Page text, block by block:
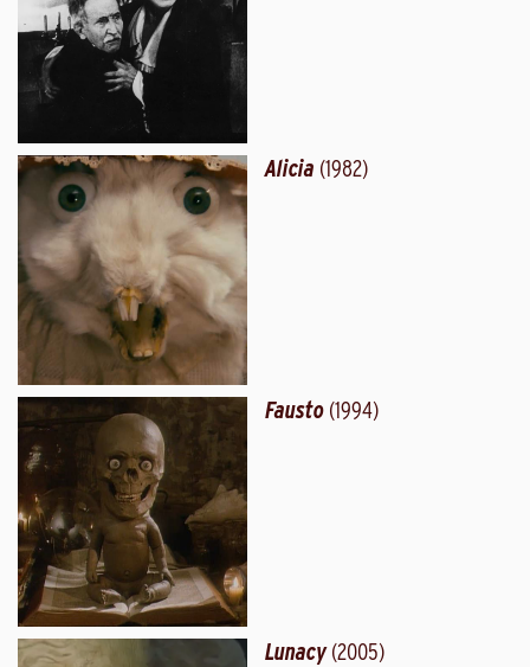
Alicia (1982)
Fausto (1994)
Lunacy(2005)